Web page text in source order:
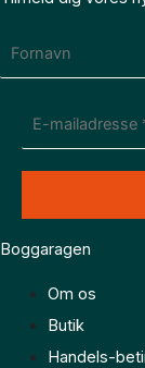
Boggaragen
Om os
Butik
Handels-